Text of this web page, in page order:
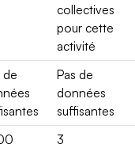
collectives
pour cette
activité
de
Pas de
données
suffisantes
3